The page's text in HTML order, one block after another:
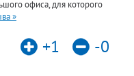
офиса, для которого
»
+1
-0